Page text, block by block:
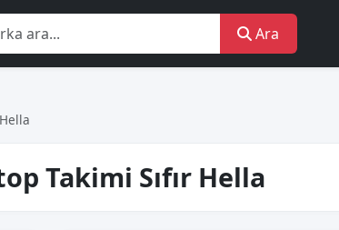
Ara
Takimi Sıfır Hella